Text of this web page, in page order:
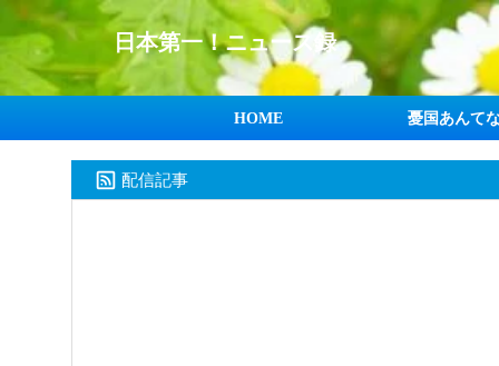
日本第一！ニュース録
HOME 憂国あんて
配信記事